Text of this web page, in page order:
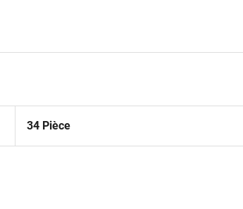
34 Pièce